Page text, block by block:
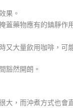
果。
蓋藥物應有的鎮靜作
又大量飲用咖啡，可
豁然開朗。
大，而沖煮方式也會